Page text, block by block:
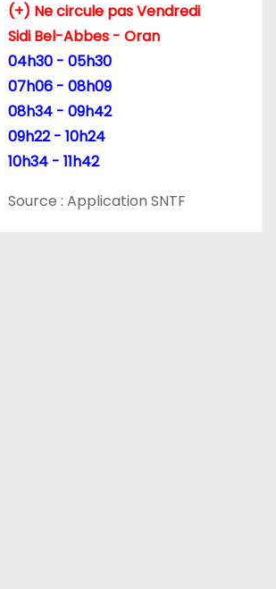
(+) Ne circule pas Vendredi
Sidi Bel-Abbes - Oran
04h30 - 05h30
07h06 - 08h09
08h34 - 09h42
09h22 - 10h24
10h34 - 11h42
Source : Application SNTF